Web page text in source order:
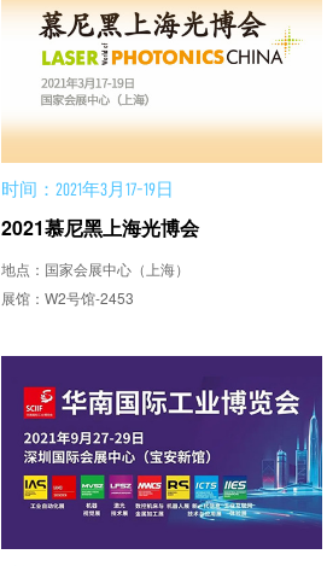
时间：2021年3月17-19日
2021慕尼黑上海光博会
地点：国家会展中心（上海）
展馆：W2号馆-2453